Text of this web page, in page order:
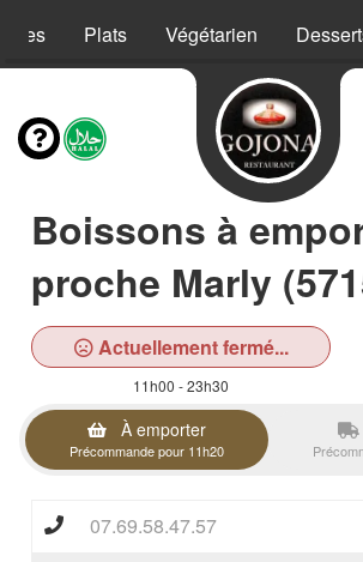
Plats Végétarien
Boissons à
proche Marly
Actuellement fermé...
11h00 - 23h30
À emporter
Précommande pour 11h20
07.69.58.47.57